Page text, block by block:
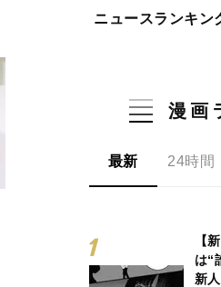
ニュースランキン
漫画
最新 24時間
【
は“
新